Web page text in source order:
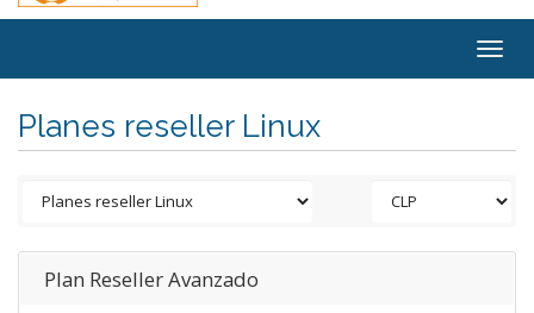
Planes reseller Linux
Plan Reseller Avanzado